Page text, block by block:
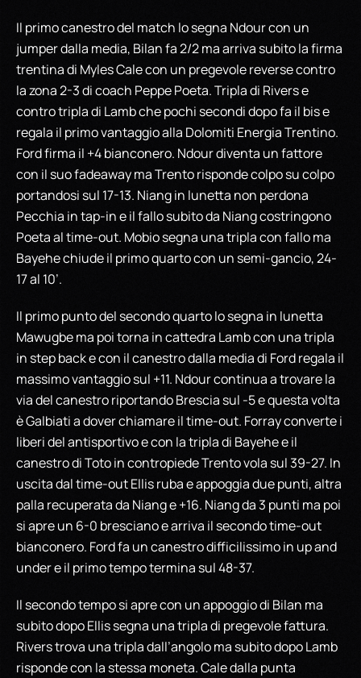
Il primo canestro del match lo segna Ndour con un
jumper dalla media, Bilan fa 2/2 ma arriva subito la firma
trentina di Myles Cale con un pregevole reverse contro
la zona 2-3 di coach Peppe Poeta. Tripla di Rivers e
contro tripla di Lamb che pochi secondi dopo fa il bis e
regala il primo vantaggio alla Dolomiti Energia Trentino.
Ford firma il +4 bianconero. Ndour diventa un fattore
con il suo fadeaway ma Trento risponde colpo su colpo
portandosi sul 17-13. Niang in lunetta non perdona
Pecchia in tap-in e il fallo subito da Niang costringono
Poeta al time-out. Mobio segna una tripla con fallo ma
Bayehe chiude il primo quarto con un semi-gancio, 24-
17 al 10’.
Il primo punto del secondo quarto lo segna in lunetta
Mawugbe ma poi torna in cattedra Lamb con una tripla
in step back e con il canestro dalla media di Ford regala il
massimo vantaggio sul +11. Ndour continua a trovare la
via del canestro riportando Brescia sul -5 e questa volta
è Galbiati a dover chiamare il time-out. Forray converte i
liberi del antisportivo e con la tripla di Bayehe e il
canestro di Toto in contropiede Trento vola sul 39-27. In
uscita dal time-out Ellis ruba e appoggia due punti, altra
palla recuperata da Niang e +16. Niang da 3 punti ma poi
si apre un 6-0 bresciano e arriva il secondo time-out
bianconero. Ford fa un canestro difficilissimo in up and
under e il primo tempo termina sul 48-37.
Il secondo tempo si apre con un appoggio di Bilan ma
subito dopo Ellis segna una tripla di pregevole fattura.
Rivers trova una tripla dall’angolo ma subito dopo Lamb
risponde con la stessa moneta. Cale dalla punta